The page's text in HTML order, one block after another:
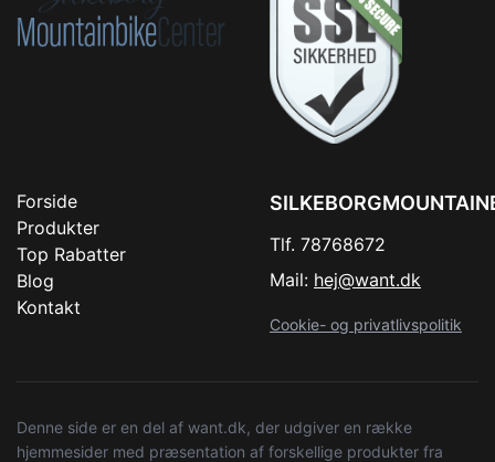
Forside
Produkter
Top Rabatter
Blog
Kontakt
Tlf. 78768672
Mail: hej@want.dk
Cookie- og privatlivspolitik
Denne side er en del af want.dk, der udgiver en række
hjemmesider med præsentation af forskellige produkter fra